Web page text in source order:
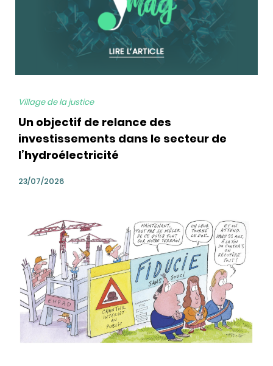
Village de la justice
Un objectif de relance des
investissements dans le secteur de
l’hydroélectricité
23/07/2026